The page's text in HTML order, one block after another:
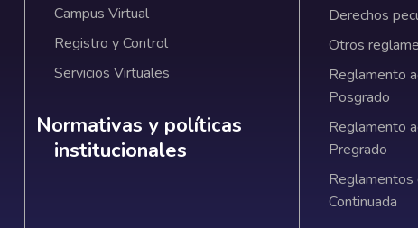
Campus Virtual
Registro y Control
Servicios Virtuales
Normativas y políticas institucionales
Normativas y políticas
institucionales
Derechos
Otros
Reglamento
Posgrado
Reglamento
Pregrado
Reglamentos
Continuada